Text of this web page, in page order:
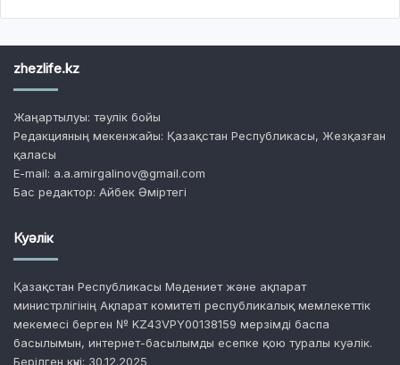
zhezlife.kz
Жаңартылуы: тәулік бойы
Редакцияның мекенжайы: Қазақстан Республикасы, Жезқазған
қаласы
E-mail: a.a.amirgalinov@gmail.com
Бас редактор: Айбек Әміртегі
Куәлік
Қазақстан Республикасы Мәдениет және ақпарат
министрлігінің Ақпарат комитеті республикалық мемлекеттік
мекемесі берген № KZ43VPY00138159 мерзімді баспа
басылымын, интернет-басылымды есепке қою туралы куәлік.
Берілген күні: 30.12.2025